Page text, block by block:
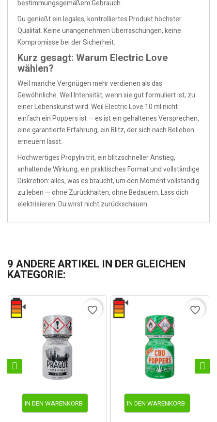
bestimmungsgemäßem Gebrauch.
Du genießt ein legales, kontrolliertes Produkt höchster
Qualität. Keine unangenehmen Überraschungen, keine
Kompromisse bei der Sicherheit.
Kurz gesagt: Warum Electric Love
wählen?
Weil manche Vergnügen mehr verdienen als das
Gewöhnliche. Weil Intensität, wenn sie gut formuliert ist, zu
einer Lebenskunst wird. Weil Electric Love 10 ml nicht
einfach ein Poppers ist — es ist ein gehaltenes Versprechen,
eine garantierte Erfahrung, ein Blitz, der sich nach Belieben
erneuern lässt.
Hochwertiges Propylnitrit, ein blitzschneller Anstieg,
anhaltende Wirkung, ein praktisches Format und vollständige
Diskretion: alles, was es braucht, um den Moment vollständig
zu leben — ohne Zurückhalten, ohne Bedauern. Lass dich
elektrisieren. Du wirst nicht zurückschauen.
9 ANDERE ARTIKEL IN DER GLEICHEN
KATEGORIE:
IN DEN WARENKORB
favorite_border
IN DEN WARENKORB
favorite_border